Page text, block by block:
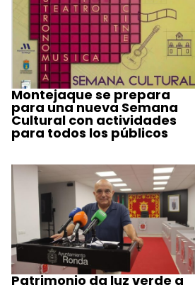
Montejaque se prepara
para una nueva Semana
Cultural con actividades
para todos los públicos
Patrimonio da luz verde a